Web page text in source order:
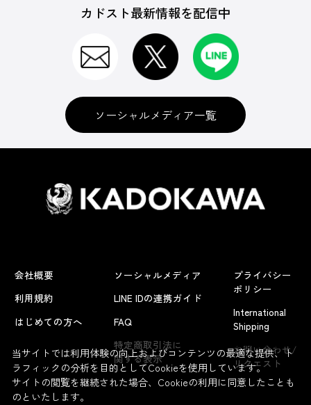
よくあるお問い合わせ
カドスト最新情報を配信中
ソーシャルメディア一覧
会社概要
利用規約
はじめての方へ
ソーシャルメディア
LINE IDの連携ガイド
FAQ
特定商取引法に
関する表示
プライバシー
ポリシー
International
Shipping
お問い合わせ/
リクエスト
当サイトでは利用体験の向上およびコンテンツの最適な提供、ト
ラフィックの分析を目的としてCookieを使用しています。
サイトの閲覧を継続された場合、Cookieの利用に同意したことも
のといたします。